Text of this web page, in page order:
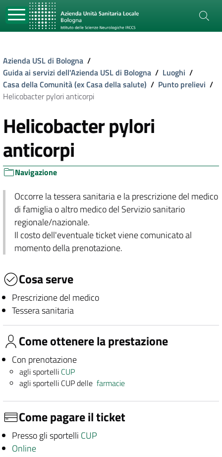
Azienda USL di Bologna /
Guida ai servizi dell'Azienda USL di Bologna / Luoghi /
Casa della Comunità (ex Casa della salute) / Punto prelievi /
Helicobacter pylori anticorpi
Helicobacter pylori
anticorpi
Navigazione
Occorre la tessera sanitaria e la prescrizione del medico
di famiglia o altro medico del Servizio sanitario
regionale/nazionale.
Il costo dell'eventuale ticket viene comunicato al
momento della prenotazione.
Cosa serve
Prescrizione del medico
Tessera sanitaria
Come ottenere la prestazione
Con prenotazione
agli sportelli CUP
agli sportelli CUP dellefarmacie
Come pagare il ticket
Presso gli sportelli CUP
Online